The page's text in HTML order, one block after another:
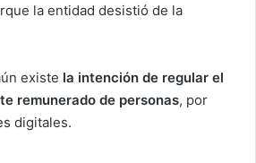
la entidad desistió de la
existe la intención de regular el
remunerado de personas, por
digitales.